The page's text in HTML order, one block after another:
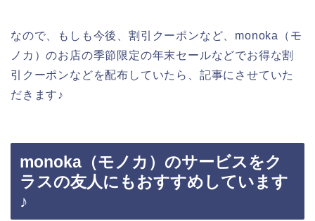
なので、もしも今後、割引クーポンなど、monoka（モ
ノカ）のお店の季節限定の年末セールなどでお得な割
引クーポンなどを配布していたら、記事にさせていた
だきます♪
monoka（モノカ）のサービスをク
ラスの友人にもおすすめしています
♪